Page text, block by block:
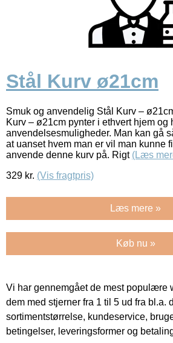
Stål Kurv ø21cm
Smuk og anvendelig Stål Kurv –
Kurv – ø21cm pynter i ethvert hjem og
anvendelsesmuligheder. Man kan gå
at uanset hvem man er vil man kunne
anvende denne kurv på. Rigt (Læs
329 kr. (Vis fragtpris)
Læs mere »
Køb nu »
Vi har gennemgået de mest populære
dem med stjerner fra 1 til 5 ud fra bl.a.
sortimentstørrelse, kundeservice,
betingelser, leveringsformer og